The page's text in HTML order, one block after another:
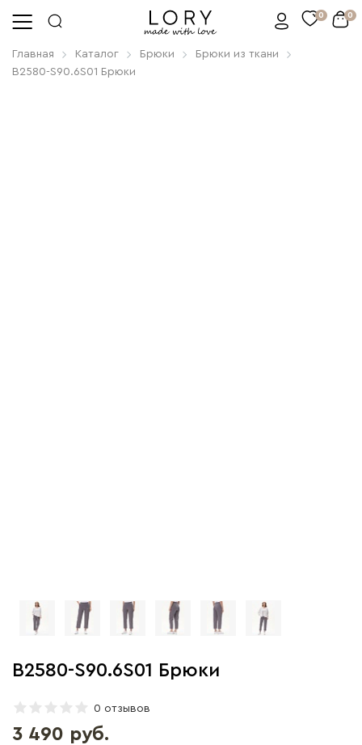
0 0
Главная Каталог Брюки
Брюки из ткани
B2580-S90.6S01 Брюки
B2580-S90.6S01 Брюки
0 отзывов
3 490 руб.